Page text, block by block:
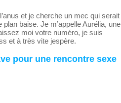
et je cherche un mec qui serait
baise. Je m’appelle Aurélia, une
moi votre numéro, je suis
et à très vite jespère.
pour une rencontre sexe